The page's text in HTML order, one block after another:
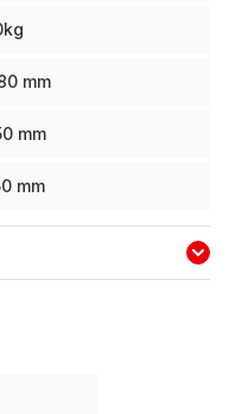
kg
mm
mm
mm